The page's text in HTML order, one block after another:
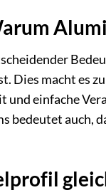
Dies macht
einfache
auch,